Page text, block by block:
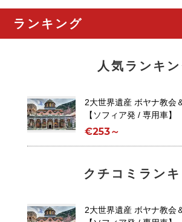
ランキング
人気ランキ
2大世界遺産 ボヤナ教会
【ソフィア発 / 専用車】
€253～
クチコミラン
2大世界遺産 ボヤナ教会